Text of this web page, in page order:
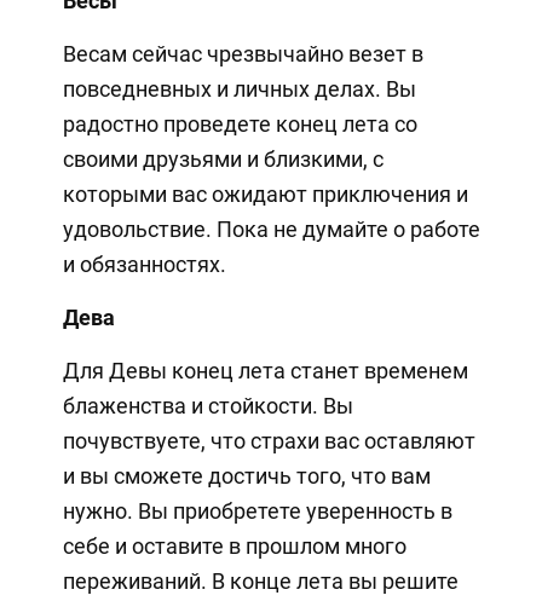
Весам сейчас чрезвычайно везет в
повседневных и личных делах. Вы
радостно проведете конец лета со
своими друзьями и близкими, с
которыми вас ожидают приключения и
удовольствие. Пока не думайте о работе
и обязанностях.
Дева
Для Девы конец лета станет временем
блаженства и стойкости. Вы
почувствуете, что страхи вас оставляют
и вы сможете достичь того, что вам
нужно. Вы приобретете уверенность в
себе и оставите в прошлом много
переживаний. В конце лета вы решите